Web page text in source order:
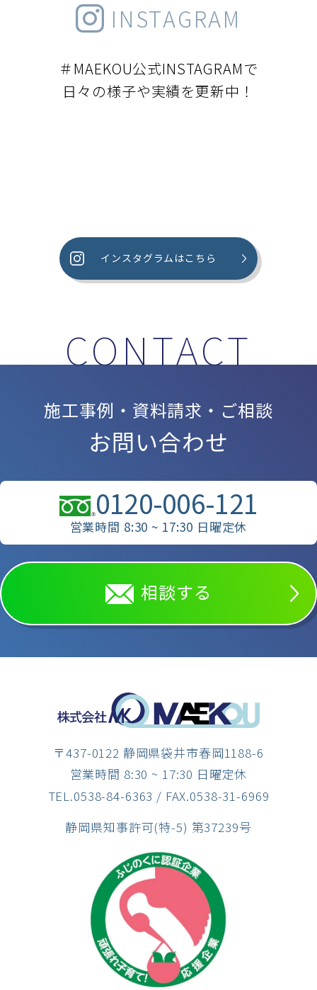
INSTAGRAM
＃MAEKOU公式INSTAGRAMで
日々の様子や実績を更新中！
インスタグラムはこちら
施工事例・資料請求・ご相談
お問い合わせ
0120-006-121
営業時間 8:30 ~ 17:30 日曜定休
相談する
〒437-0122 静岡県袋井市春岡1188-6
営業時間 8:30 ~ 17:30 日曜定休
TEL.0538-84-6363 / FAX.0538-31-6969
静岡県知事許可(特-5) 第37239号